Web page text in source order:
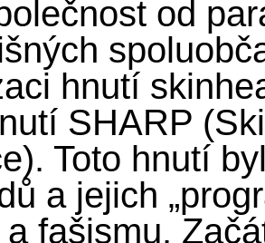
od
hnutí
SHARP
Toto hnutí
a jejich
fašismu.